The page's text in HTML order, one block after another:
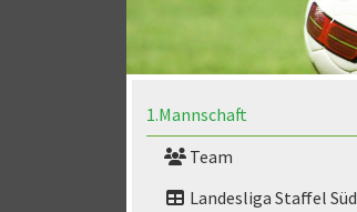
1.Mannschaft
Team
Landesliga Staffel Süd